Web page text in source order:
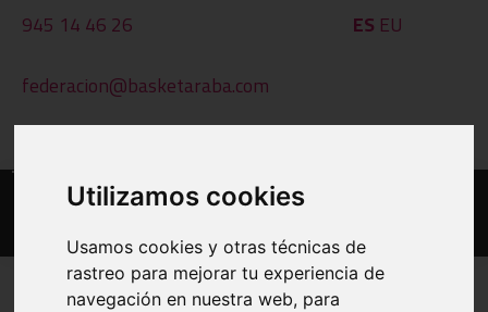
Utilizamos cookies
Usamos cookies y otras técnicas de
rastreo para mejorar tu experiencia de
navegación en nuestra web, para
945 14 46 26
federacion@basketaraba.com
ES EU